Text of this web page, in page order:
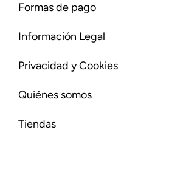
Formas de pago
Información Legal
Privacidad y Cookies
Quiénes somos
Tiendas